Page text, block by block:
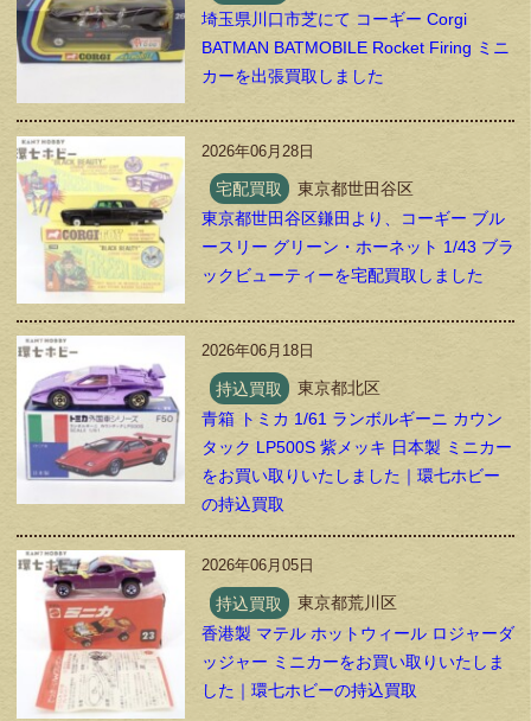
埼玉県川口市芝にて コーギー Corgi
BATMAN BATMOBILE Rocket Firing ミニ
カーを出張買取しました
2026年06月28日
宅配買取
東京都世田谷区
東京都世田谷区鎌田より、コーギー ブル
ースリー グリーン・ホーネット 1/43 ブラ
ックビューティーを宅配買取しました
2026年06月18日
持込買取
東京都北区
青箱 トミカ 1/61 ランボルギーニ カウン
タック LP500S 紫メッキ 日本製 ミニカー
をお買い取りいたしました｜環七ホビー
の持込買取
2026年06月05日
持込買取
東京都荒川区
香港製 マテル ホットウィール ロジャーダ
ッジャー ミニカーをお買い取りいたしま
した｜環七ホビーの持込買取